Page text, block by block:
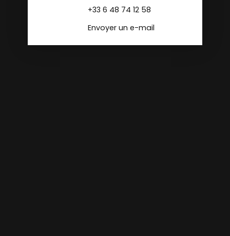
+33 6 48 74 12 58
Envoyer un e-mail